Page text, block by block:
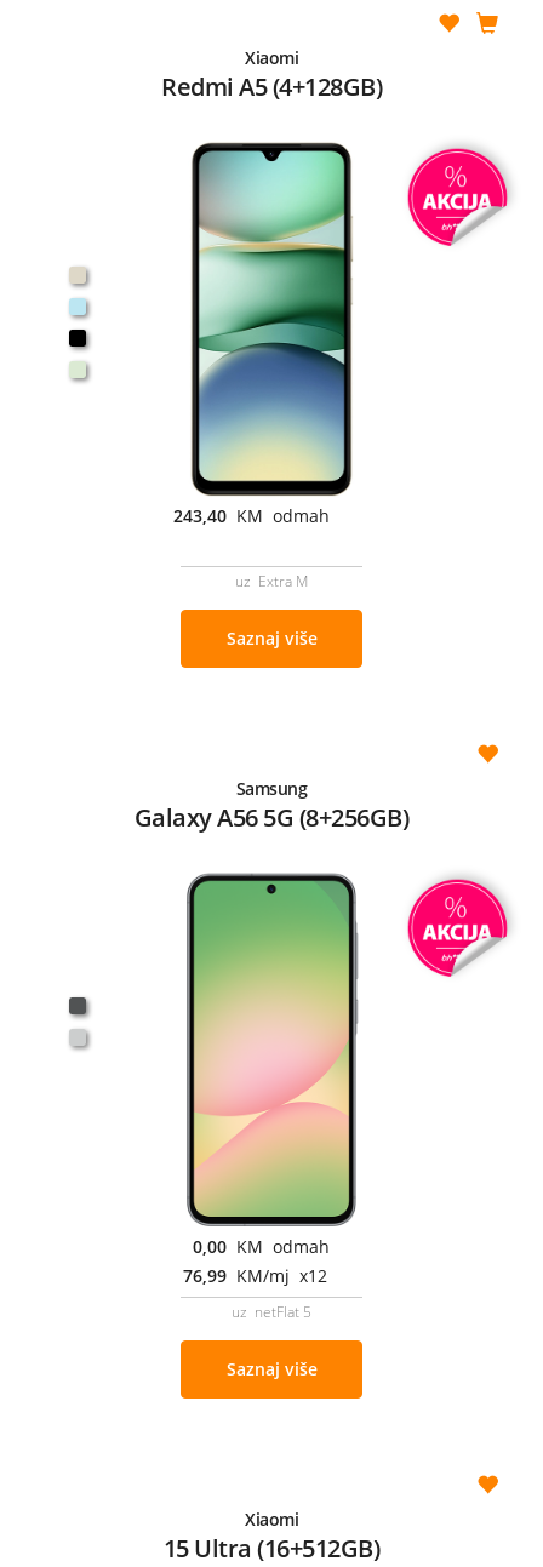
Xiaomi
Redmi A5 (4+128GB)
243,40 KM odmah
uz Extra M
Saznaj više
Samsung
Galaxy A56 5G (8+256GB)
0,00 KM odmah
76,99 KM/mj x12
uz netFlat 5
Saznaj više
Xiaomi
15 Ultra (16+512GB)